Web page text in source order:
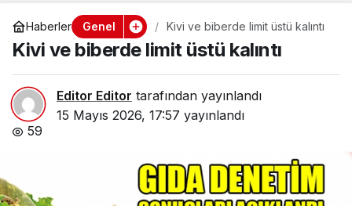
Haberler Genel Kivi ve biberde limit üstü kalıntı
Kivi ve biberde limit üstü kalıntı
Editor Editor tarafından yayınlandı
15 Mayıs 2026, 17:57 yayınlandı
59